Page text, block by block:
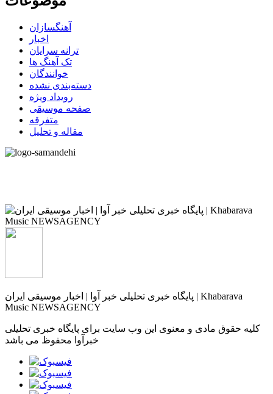
آهنگسازان
اخبار
ترانه سرایان
تک آهنگ ها
خوانندگان
دسته‌بندی نشده
رویداد ویژه
صفحه موسیقی
متفرقه
مقاله و تحلیل
پایگاه خبری تحلیلی خبر آوا | اخبار موسیقی ایران | Khabarava
Music NEWSAGENCY
کلیه حقوق مادی و معنوی این وب سایت برای پایگاه خبری تحلیلی
خبرآوا محفوظ می باشد